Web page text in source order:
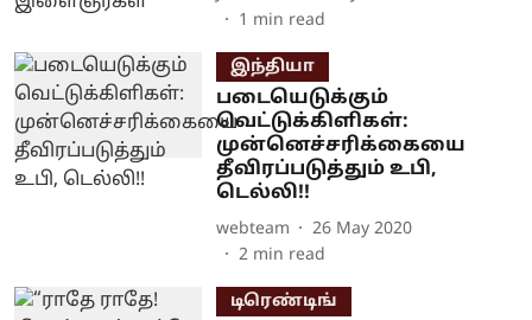
1 min read
இந்தியா
படையெடுக்கும்
வெட்டுக்கிளிகள்:
முன்னெச்சரிக்கையை
தீவிரப்படுத்தும் உபி,
டெல்லி!!
webteam
26 May 2020
2 min read
டிரெண்டிங்